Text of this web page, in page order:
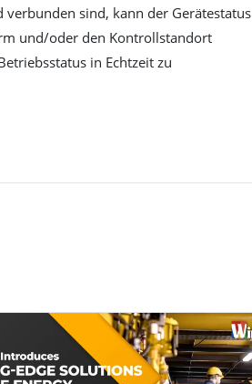
verbunden sind, kann der Gerätestatus
und/oder den Kontrollstandort
in Echtzeit zu